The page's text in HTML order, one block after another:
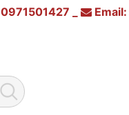
_ Email: